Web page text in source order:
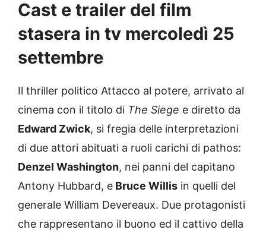
Cast e trailer del film
stasera in tv mercoledì 25
settembre
Il thriller politico Attacco al potere, arrivato al
cinema con il titolo di The Siege e diretto da
Edward Zwick, si fregia delle interpretazioni
di due attori abituati a ruoli carichi di pathos:
Denzel Washington, nei panni del capitano
Antony Hubbard, e Bruce Willis in quelli del
generale William Devereaux. Due protagonisti
che rappresentano il buono ed il cattivo della